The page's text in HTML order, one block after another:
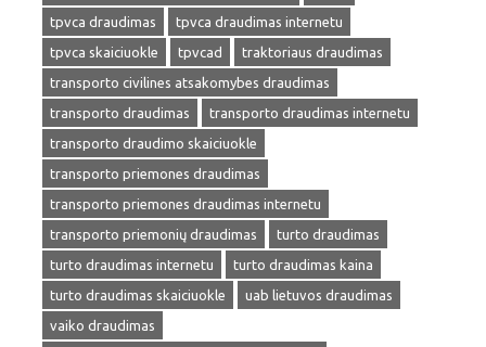
tpvca draudimas
tpvca draudimas internetu
tpvca skaiciuokle
tpvcad
traktoriaus draudimas
transporto civilines atsakomybes draudimas
transporto draudimas
transporto draudimas internetu
transporto draudimo skaiciuokle
transporto priemones draudimas
transporto priemones draudimas internetu
transporto priemonių draudimas
turto draudimas
turto draudimas internetu
turto draudimas kaina
turto draudimas skaiciuokle
uab lietuvos draudimas
vaiko draudimas